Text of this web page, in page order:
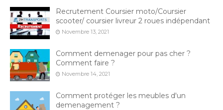
Recrutement Coursier moto/Coursier
scooter/ coursier livreur 2 roues indépendant
Novembre 13, 2021
Comment demenager pour pas cher ?
Comment faire ?
Novembre 14, 2021
Comment protéger les meubles d'un
demenagement ?